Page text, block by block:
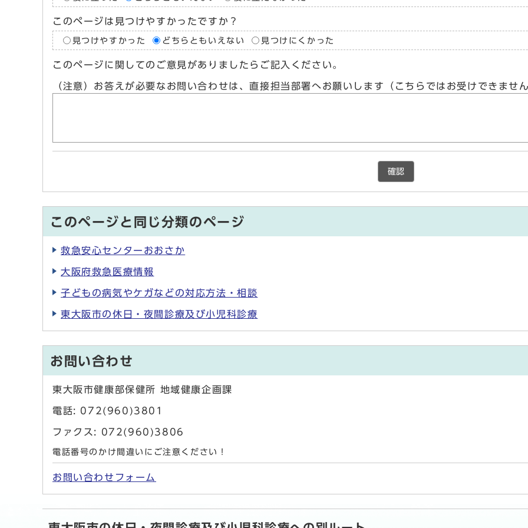
このページは見つけやすかったですか？
見つけやすかった どちらともいえない 見つけにくかった
このページに関してのご意見がありましたらご記入ください。
（注意）お答えが必要なお問い合わせは、直接担当部署へお願いします（こちらではお受けできませ
確認
このページと同じ分類のページ
救急安心センターおおさか
大阪府救急医療情報
子どもの病気やケガなどの対応方法・相談
東大阪市の休日・夜間診療及び小児科診療
お問い合わせ
東大阪市健康部保健所 地域健康企画課
電話: 072(960)3801
ファクス: 072(960)3806
電話番号のかけ間違いにご注意ください！
お問い合わせフォーム